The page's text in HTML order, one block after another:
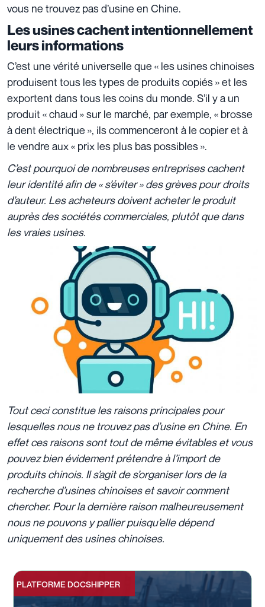
vous ne trouvez pas d’usine en Chine.
Les usines cachent intentionnellement
leurs informations
C’est une vérité universelle que « les usines chinoises
produisent tous les types de produits copiés » et les
exportent dans tous les coins du monde. S’il y a un
produit « chaud » sur le marché, par exemple, « brosse
à dent électrique », ils commenceront à le copier et à
le vendre aux « prix les plus bas possibles ».
C’est pourquoi de nombreuses entreprises cachent
leur identité afin de « s’éviter » des grèves pour droits
d’auteur. Les acheteurs doivent acheter le produit
auprès des sociétés commerciales, plutôt que dans
les vraies usines.
Tout ceci constitue les raisons principales pour
lesquelles nous ne trouvez pas d’usine en Chine. En
effet ces raisons sont tout de même évitables et vous
pouvez bien évidement prétendre à l’import de
produits chinois. Il s’agit de s’organiser lors de la
recherche d’usines chinoises et savoir comment
chercher. Pour la dernière raison malheureusement
nous ne pouvons y pallier puisqu’elle dépend
uniquement des usines chinoises.
PLATFORME DOCSHIPPER